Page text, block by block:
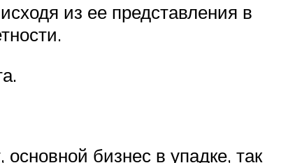
из ее представления в
бизнес в упадке, так